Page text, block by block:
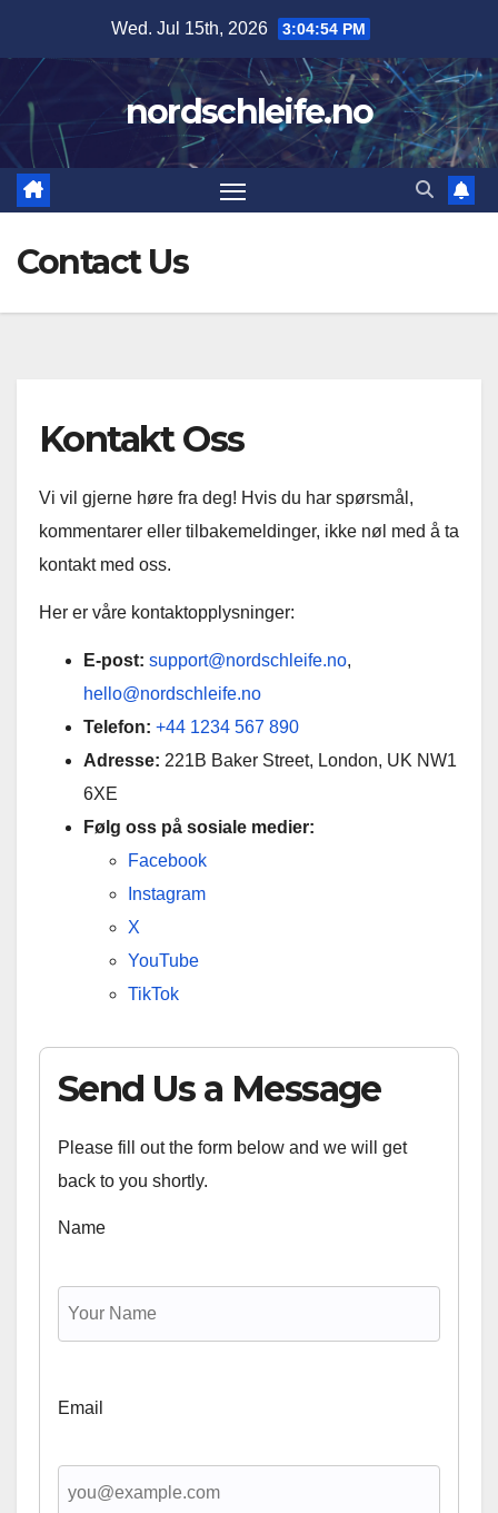
content
Wed. Jul 15th, 2026 3:04:55 PM
nordschleife.no
Contact Us
Kontakt Oss
Vi vil gjerne høre fra deg! Hvis du har spørsmål,
kommentarer eller tilbakemeldinger, ikke nøl med å ta
kontakt med oss.
Her er våre kontaktopplysninger:
E-post: support@nordschleife.no,
hello@nordschleife.no
Telefon: +44 1234 567 890
Adresse: 221B Baker Street, London, UK NW1
6XE
Følg oss på sosiale medier:
Facebook
Instagram
X
YouTube
TikTok
Send Us a Message
Please fill out the form below and we will get
back to you shortly.
Name
Email